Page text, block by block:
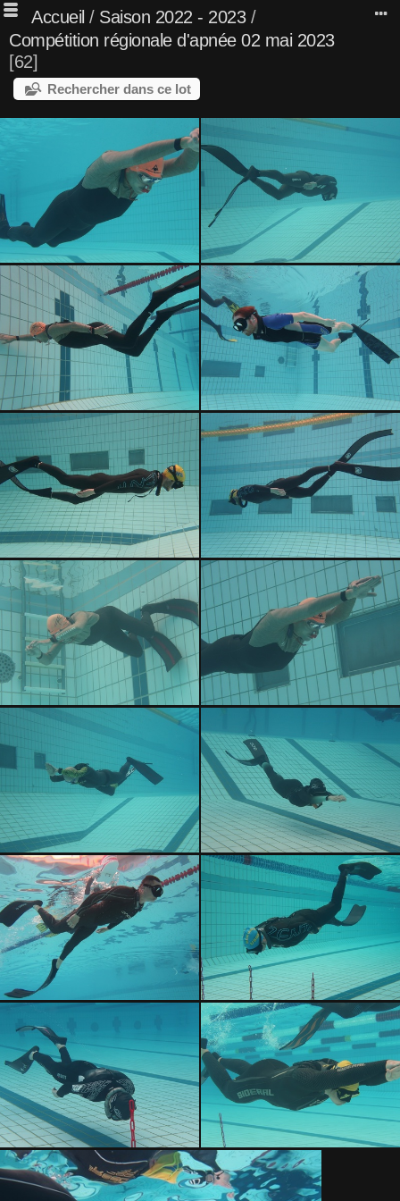
Accueil / Saison 2022 - 2023/
Compétition régionale d'apnée 02 mai 2023
62
Rechercher dans ce lot